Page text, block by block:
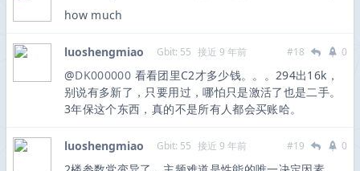
how much
luoshengmiao Gbit: 55 接近 9 年前 #18 0
@DK000000 看看团里C2才多少钱。。。294出16k，
别说有多新了，只要用过，哪怕只是激活了也是二手。
3年保这个东西，真的不是所有人都会买账哈。
luoshengmiao Gbit: 55 接近 9 年前 #19 0